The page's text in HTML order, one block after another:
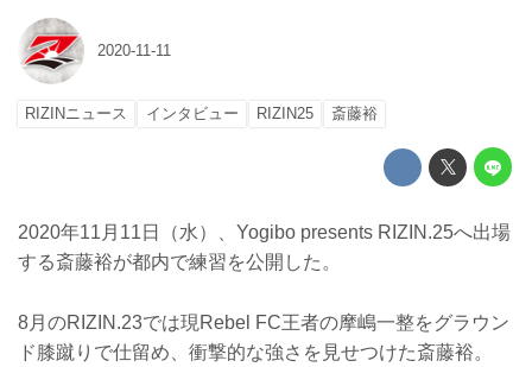
2020-11-11
RIZINニュース インタビュー RIZIN25 斎藤裕
2020年11月11日（水）、Yogibo presents RIZIN.25へ出場
する斎藤裕が都内で練習を公開した。
8月のRIZIN.23では現Rebel FC王者の摩嶋一整をグラウン
ド膝蹴りで仕留め、衝撃的な強さを見せつけた斎藤裕。